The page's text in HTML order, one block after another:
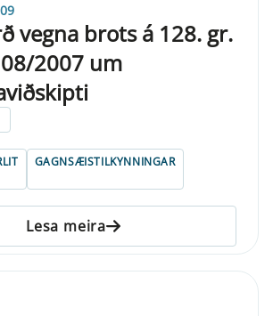
vegna brots á 128. gr.
2007 um
GAGNSÆISTILKYNNINGAR
Lesa meira